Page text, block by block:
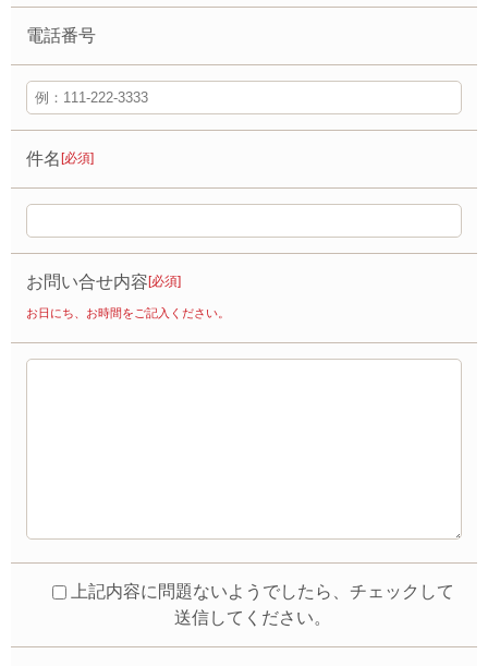
電話番号
件名 [必須]
お問い合せ内容 [必須]
お日にち、お時間をご記入ください。
上記内容に問題ないようでしたら、チェックして
送信してください。